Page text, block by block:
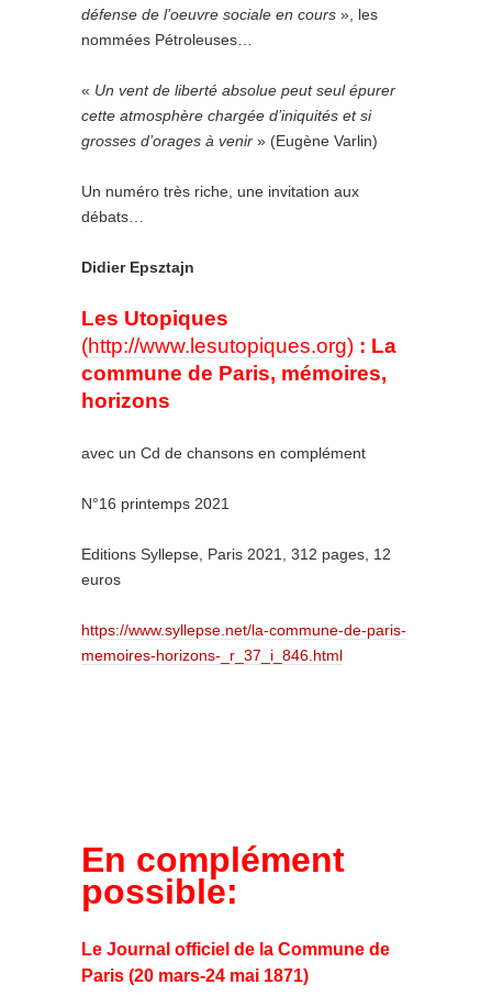
défense de l’oeuvre sociale en cours », les
nommées Pétroleuses…
« Un vent de liberté absolue peut seul épurer
cette atmosphère chargée d’iniquités et si
grosses d’orages à venir » (Eugène Varlin)
Un numéro très riche, une invitation aux
débats…
Didier Epsztajn
Les Utopiques
(http://www.lesutopiques.org) : La
commune de Paris, mémoires,
horizons
avec un Cd de chansons en complément
N°16 printemps 2021
Editions Syllepse, Paris 2021, 312 pages, 12
euros
https://www.syllepse.net/la-commune-de-paris-
memoires-horizons-_r_37_i_846.html
En complément
possible:
Le Journal officiel de la Commune de
Paris (20 mars-24 mai 1871)